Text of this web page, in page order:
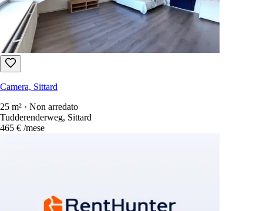
Camera, Sittard
25 m² · Non arredato
Tudderenderweg, Sittard
465 € /mese